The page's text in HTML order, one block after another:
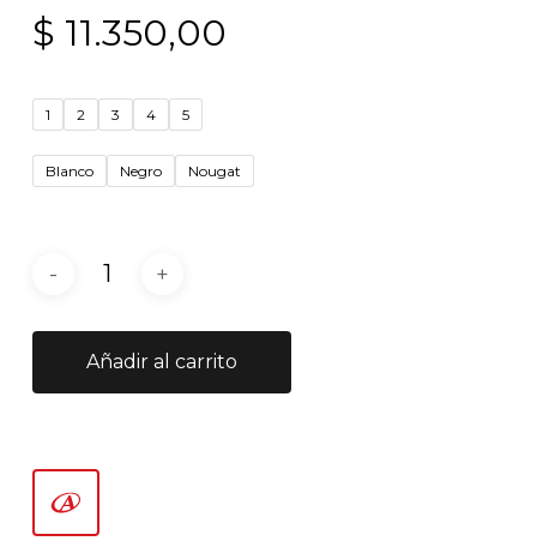
$ 11.350,00
1 2 3 4 5
Blanco Negro Nougat
Añadir al carrito